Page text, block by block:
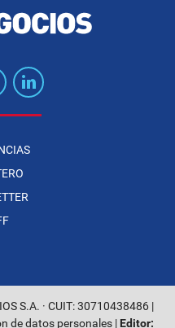
S.A. · CUIT: 30710438486 |
de datos personales| Editor: